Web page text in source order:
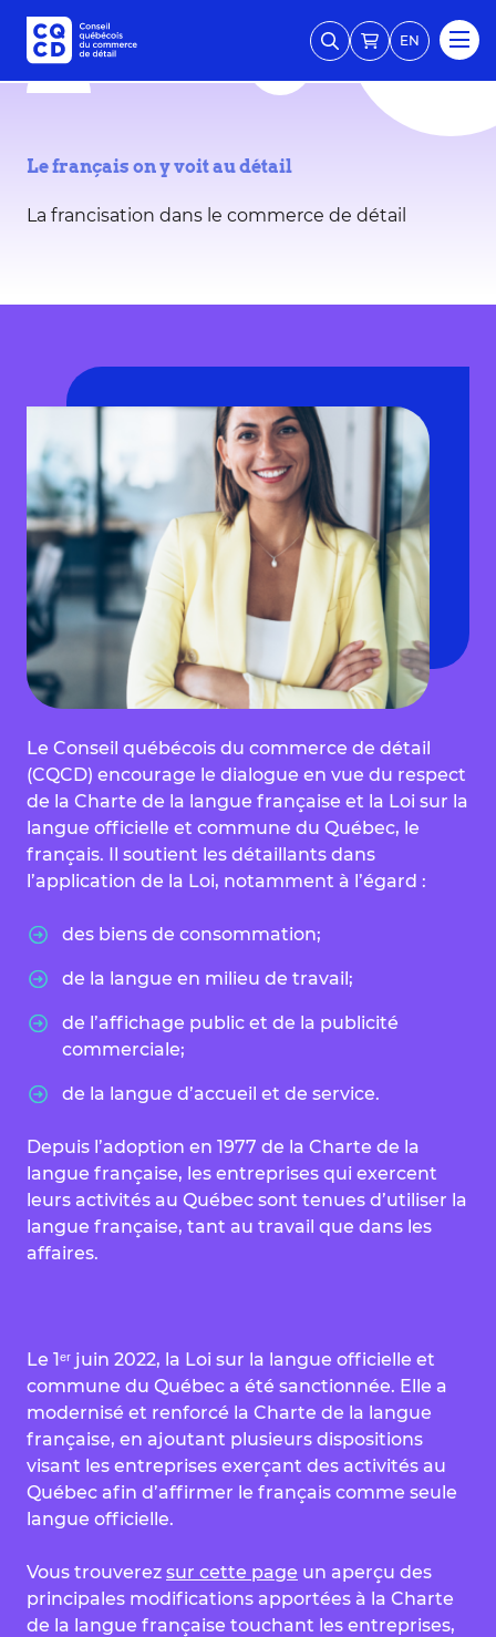
EN
Le français on y voit au détail
La francisation dans le commerce de détail
Le Conseil québécois du commerce de détail
(CQCD) encourage le dialogue en vue du respect
de la Charte de la langue française et la Loi sur la
langue officielle et commune du Québec, le
français. Il soutient les détaillants dans
l’application de la Loi, notamment à l’égard :
des biens de consommation;
de la langue en milieu de travail;
de l’affichage public et de la publicité
commerciale;
de la langue d’accueil et de service.
Depuis l’adoption en 1977 de la Charte de la
langue française, les entreprises qui exercent
leurs activités au Québec sont tenues d’utiliser la
langue française, tant au travail que dans les
affaires.
Le 1ᵉʳ juin 2022, la Loi sur la langue officielle et
commune du Québec a été sanctionnée. Elle a
modernisé et renforcé la Charte de la langue
française, en ajoutant plusieurs dispositions
visant les entreprises exerçant des activités au
Québec afin d’affirmer le français comme seule
langue officielle.
Vous trouverez sur cette page un aperçu des
principales modifications apportées à la Charte
de la langue française touchant les entreprises,